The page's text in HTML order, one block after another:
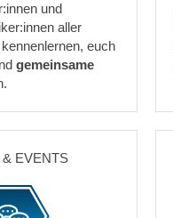
und
aller
euch
gemeinsame
EVENTS